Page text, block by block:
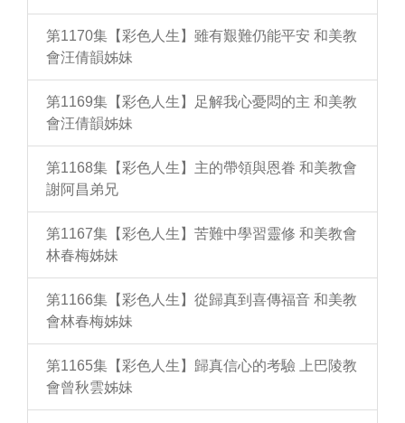
第1170集【彩色人生】雖有艱難仍能平安 和美教
會汪倩韻姊妹
第1169集【彩色人生】足解我心憂悶的主 和美教
會汪倩韻姊妹
第1168集【彩色人生】主的帶領與恩眷 和美教會
謝阿昌弟兄
第1167集【彩色人生】苦難中學習靈修 和美教會
林春梅姊妹
第1166集【彩色人生】從歸真到喜傳福音 和美教
會林春梅姊妹
第1165集【彩色人生】歸真信心的考驗 上巴陵教
會曾秋雲姊妹